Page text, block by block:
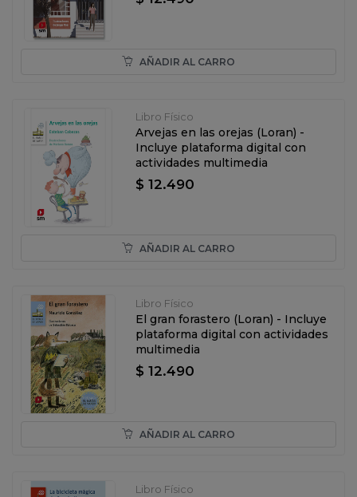
AÑADIR AL CARRO
Libro Físico
Arvejas en las orejas (Loran) -
Incluye plataforma digital con
actividades multimedia
$ 12.490
AÑADIR AL CARRO
Libro Físico
El gran forastero (Loran) - Incluye
plataforma digital con actividades
multimedia
$ 12.490
AÑADIR AL CARRO
Libro Físico